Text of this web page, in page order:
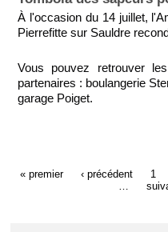
À l'occasion du 14 juillet,
Pierrefitte sur Sauldre
Vous pouvez retrouver
partenaires : boulangerie
garage Poiget.
« premier ‹ précédent 1